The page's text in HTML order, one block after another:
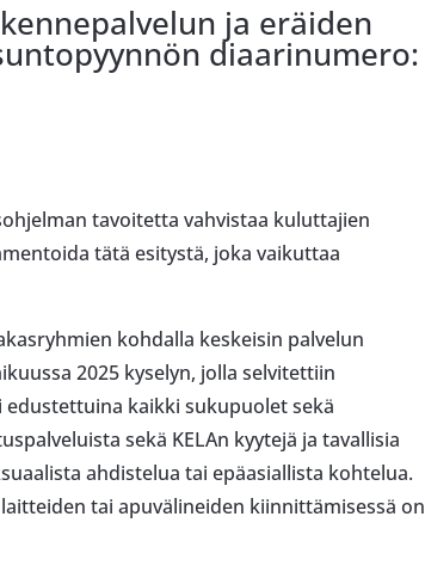
ja eräiden
diaarinumero:
tavoitetta vahvistaa kuluttajien
tätä esitystä, joka vaikuttaa
kohdalla keskeisin palvelun
2025 kyselyn, jolla selvitettiin
kaikki sukupuolet sekä
sekä KELAn kyytejä ja tavallisia
ahdistelua tai epäasiallista kohtelua.
tai apuvälineiden kiinnittämisessä on